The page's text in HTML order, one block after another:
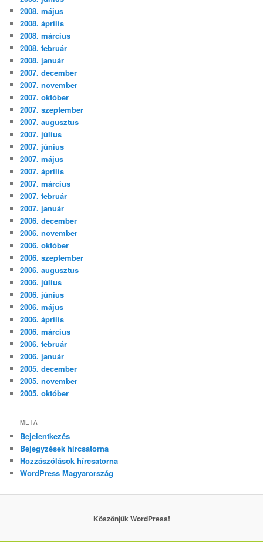
2008. május
2008. április
2008. március
2008. február
2008. január
2007. december
2007. november
2007. október
2007. szeptember
2007. augusztus
2007. július
2007. június
2007. május
2007. április
2007. március
2007. február
2007. január
2006. december
2006. november
2006. október
2006. szeptember
2006. augusztus
2006. július
2006. június
2006. május
2006. április
2006. március
2006. február
2006. január
2005. december
2005. november
2005. október
META
Bejelentkezés
Bejegyzések hírcsatorna
Hozzászólások hírcsatorna
WordPress Magyarország
Köszönjük WordPress!